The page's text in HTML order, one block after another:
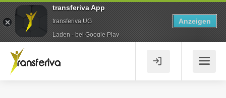
transferiva App
transferiva UG
Laden - bei Google Play
Anzeigen